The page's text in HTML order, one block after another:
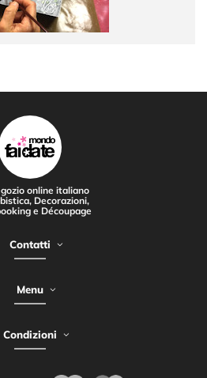
online italiano
Decorazioni,
e Découpage
Contatti
Menu
Condizioni